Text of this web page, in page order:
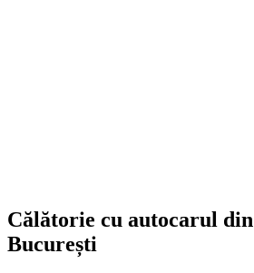
Călătorie cu autocarul
București